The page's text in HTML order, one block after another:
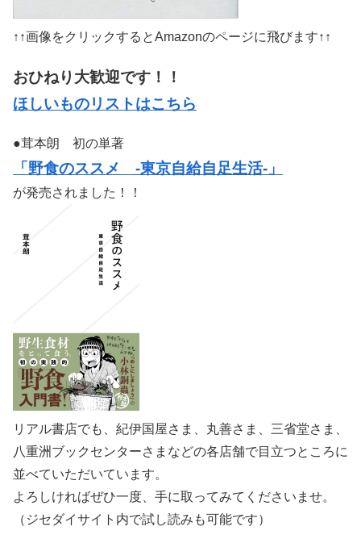
↑↑画像をクリックするとAmazonのページに飛びます↑↑
おひねり大歓迎です！！
ほしいものリストはこちら
●茸本朗 初の単著
「野食のススメ -東京自給自足生活-」
が発売されました！！
リアル書店でも、紀伊国屋さま、丸善さま、三省堂さま、
八重洲ブックセンターさまなどの各店舗で目立つところに
並べていただいています。
よろしければぜひ一度、手に取ってみてくださいませ。
（ジセダイサイト内で試し読みも可能です）